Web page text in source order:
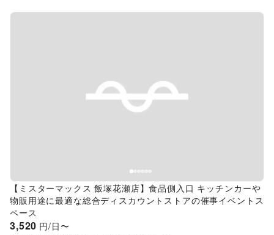
Previous slide
【ミスターマックス 飯塚花瀬店】食品側入口 キッチンカーや
物販用途に最適な総合ディスカウントストアの催事イベントス
ペース
3,520 円/日〜